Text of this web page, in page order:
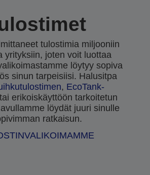
tulostimia miljooniin
yrityksiin, joten voit luottaa
löytyy sopiva
sinun tarpeisiisi. Halusitpa
, EcoTank-
tai erikoiskäyttöön tarkoitetun
löydät juuri sinulle
ratkaisun.